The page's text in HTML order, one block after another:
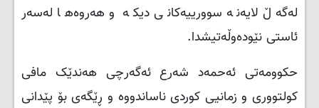
لەگەڵ لایەنە سوورییەکانی دیکە و هەروەها لەسەر
ئاستی نێودەوڵەتیشدا.
حکوومەتی ئەحمەد شەرع ئەگەرچی هەندێک مافی
کولتووری و زمانیی کوردی ناساندووە و ڕێگەی بۆ پێدانی